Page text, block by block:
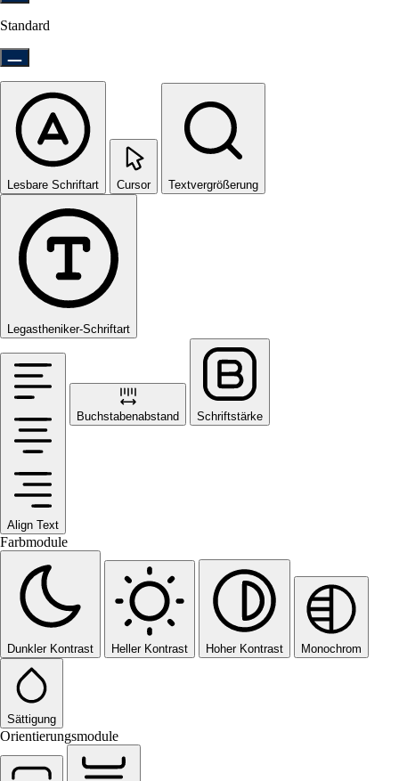
Standard
Lesbare Schriftart Cursor Textvergrößerung
Legastheniker-Schriftart
Align Text
Buchstabenabstand Schriftstärke
Farbmodule
Dunkler Kontrast Heller Kontrast Hoher Kontrast Monochrom
Sättigung
Orientierungsmodule